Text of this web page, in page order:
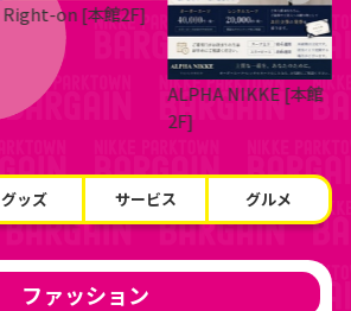
Right-on [本館2F]
ALPHA NIKKE [本館
2F]
グッズ サービス グルメ
ファッション